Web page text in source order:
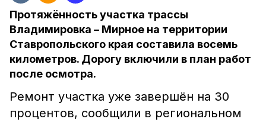
Протяжённость участка трассы
Владимировка – Мирное на территории
Ставропольского края составила восемь
километров. Дорогу включили в план работ
после осмотра.
Ремонт участка уже завершён на 30
процентов, сообщили в региональном